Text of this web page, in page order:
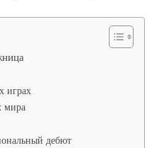
играх
мира
дебют